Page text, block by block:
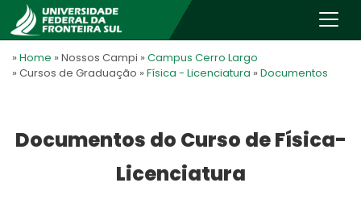
» Home » Nossos Campi » Campus Cerro Largo
» Cursos de Graduação » Física - Licenciatura » Documentos
Documentos do Curso de Física-
Licenciatura